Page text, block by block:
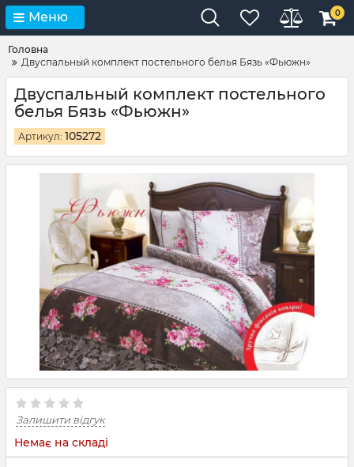
Меню 0
Головна
Двуспальный комплект постельного белья Бязь «Фьюжн»
Двуспальный комплект постельного
белья Бязь «Фьюжн»
Артикул: 105272
Залишити відгук
Немає на складі